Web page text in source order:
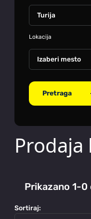
Lokacija
Izaberi mesto
Pretraga
Prodaja
Prikazano 1-
Sortiraj: